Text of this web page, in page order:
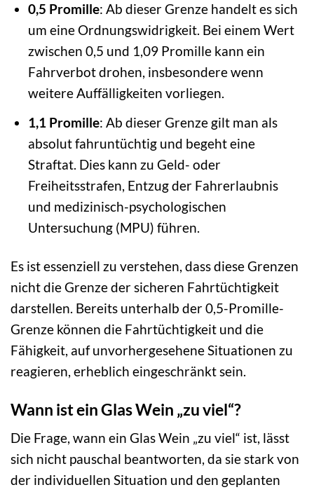
0,5 Promille: Ab dieser Grenze handelt es sich
um eine Ordnungswidrigkeit. Bei einem Wert
zwischen 0,5 und 1,09 Promille kann ein
Fahrverbot drohen, insbesondere wenn
weitere Auffälligkeiten vorliegen.
1,1 Promille: Ab dieser Grenze gilt man als
absolut fahruntüchtig und begeht eine
Straftat. Dies kann zu Geld- oder
Freiheitsstrafen, Entzug der Fahrerlaubnis
und medizinisch-psychologischen
Untersuchung (MPU) führen.
Es ist essenziell zu verstehen, dass diese Grenzen
nicht die Grenze der sicheren Fahrtüchtigkeit
darstellen. Bereits unterhalb der 0,5-Promille-
Grenze können die Fahrtüchtigkeit und die
Fähigkeit, auf unvorhergesehene Situationen zu
reagieren, erheblich eingeschränkt sein.
Wann ist ein Glas Wein „zu viel“?
Die Frage, wann ein Glas Wein „zu viel“ ist, lässt
sich nicht pauschal beantworten, da sie stark von
der individuellen Situation und den geplanten